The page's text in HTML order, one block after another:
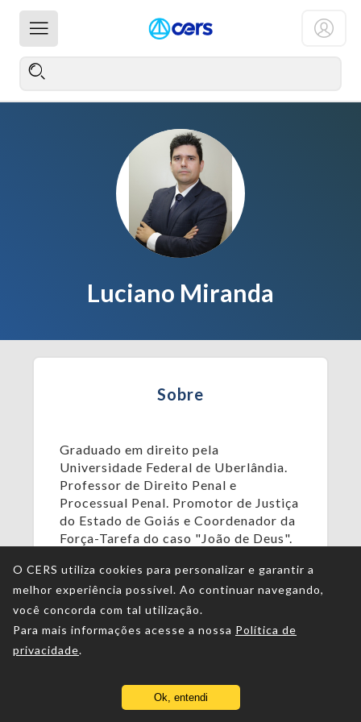
Luciano Miranda
Sobre
Graduado em direito pela
Universidade Federal de Uberlândia.
Professor de Direito Penal e
Processual Penal. Promotor de Justiça
do Estado de Goiás e Coordenador da
Força-Tarefa do caso "João de Deus".
O CERS utiliza cookies para personalizar e garantir a
melhor experiência possível. Ao continuar navegando,
você concorda com tal utilização.
Para mais informações acesse a nossa Política de
privacidade.
Ok, entendi